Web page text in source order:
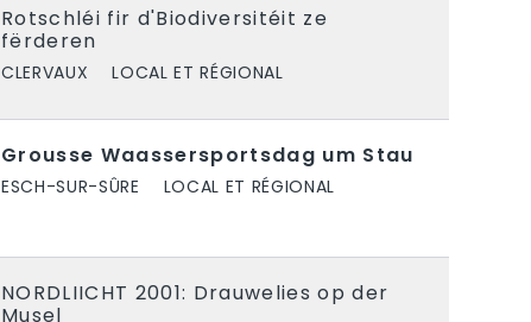
Rotschléi fir d'Biodiversitéit ze
fërderen
CLERVAUX LOCAL ET RÉGIONAL
Grousse Waassersportsdag um Stau
ESCH-SUR-SÛRE LOCAL ET RÉGIONAL
NORDLIICHT 2001: Drauwelies op der
Musel